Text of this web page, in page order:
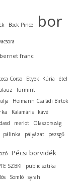
Bock Pince bor
franc
Corso Etyeki Kúria
étel
furmint
Heimann Családi Birtok
Kalamáris
kávé
merlot Olaszország
pálinka pályázat pezsgő
Pécsi borvidék
SZBKI
publicisztika
Somló syrah